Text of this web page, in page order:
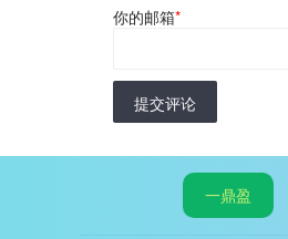
你的邮箱*
提交评论
一鼎盈